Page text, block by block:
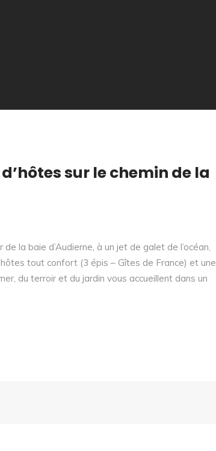
sur le chemin de la
la baie d’Audierne, à un jet de galet de l’océan,
tout confort (3 épis – Gîtes de France) et une
du terroir et du jardin vous accueillent dans un